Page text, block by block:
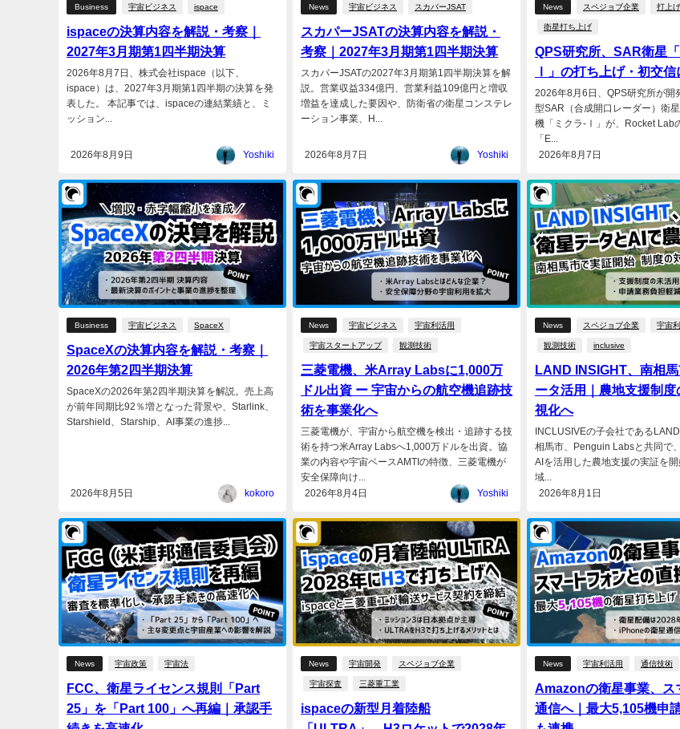
Business 宇宙ビジネス ispace
ispaceの決算内容を解説・考察｜
2027年3月期第1四半期決算
2026年8月7日、株式会社ispace（以下、
ispace）は、2027年3月期第1四半期の決算を発
表した。 本記事では、ispaceの連結業績と、ミ
ッション...
2026年8月9日 Yoshiki
News 宇宙ビジネス スカパーJSAT
スカパーJSATの決算内容を解説・
考察｜2027年3月期第1四半期決算
スカパーJSATの2027年3月期第1四半期決算を解
説。営業収益334億円、営業利益109億円と増収
増益を達成した要因や、防衛省の衛星コンステレ
ーション事業、H...
2026年8月7日 Yoshiki
News スペジョブ企業 打上げ
衛星打ち上げ
QPS研究所、SAR衛星
Ⅰ」の打ち上げ・初交信
2026年8月6日、QPS研究所が開
型SAR（合成開口レーダー）衛
機「ミクラ-Ⅰ」が、Rocket Lab
「E...
2026年8月7日
Business 宇宙ビジネス SpaceX
SpaceXの決算内容を解説・考察｜
2026年第2四半期決算
SpaceXの2026年第2四半期決算を解説。売上高
が前年同期比92％増となった背景や、Starlink、
Starshield、Starship、AI事業の進捗...
2026年8月5日 kokoro
News 宇宙ビジネス 宇宙利活用
宇宙スタートアップ 観測技術
三菱電機、米Array Labsに1,000万
ドル出資 ー 宇宙からの航空機追跡技
術を事業化へ
三菱電機が、宇宙から航空機を検出・追跡する技
術を持つ米Array Labsへ1,000万ドルを出資。協
業の内容や宇宙ベースAMTIの特徴、三菱電機が
安全保障向け...
2026年8月4日
Yoshiki
News スペジョブ企業 宇宙
観測技術 inclusive
LAND INSIGHT、南相
ータ活用｜農地支援制度
視化へ
INCLUSIVEの子会社である
相馬市、Penguin Labsと共同で
AIを活用した農地支援の実証を
域...
2026年8月1日
News 宇宙政策 宇宙法
FCC、衛星ライセンス規則「Part
25」を「Part 100」へ再編｜承認手
News 宇宙開発 スペジョブ企業
宇宙探査 三菱重工業
ispaceの新型月着陸船
News 宇宙利活用 通信技術
Amazonの衛星事業、ス
通信へ｜最大5,105機申